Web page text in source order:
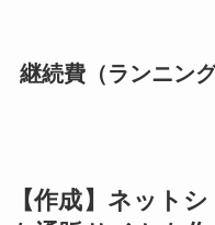
継続費（ランニン
【作成】ネット